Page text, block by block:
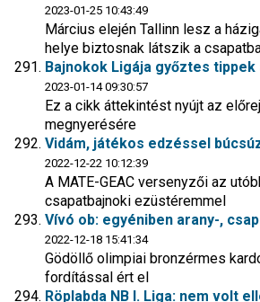
2023-01-25 10:43:49
Március elején Tallinn lesz a
helye biztosnak látszik a
Bajnokok Ligája győztes
2023-01-14 09:30:57
Ez a cikk áttekintést nyújt az
megnyerésére
Vidám, játékos edzéssel
2022-12-22 10:12:39
A MATE-GEAC versenyzői az
csapatbajnoki ezüstéremmel
Vívó ob: egyéniben arany-,
2022-12-18 15:41:34
Gödöllő olimpiai bronzérmes
fordítással ért el
Röplabda NB I. Liga: nem volt